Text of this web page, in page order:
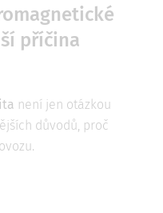
příčina
není jen otázkou
důvodů, proč